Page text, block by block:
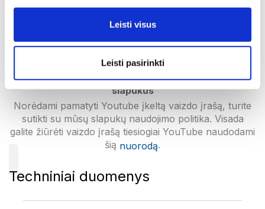
Leisti visus
Leisti pasirinkti
Įkeltam vaizdo įrašui reikalingas sutikimas naudoti
slapukus
Norėdami pamatyti Youtube įkeltą vaizdo įrašą, turite
sutikti su mūsų slapukų naudojimo politika. Visada
galite žiūrėti vaizdo įrašą tiesiogiai YouTube naudodami
šią nuorodą.
Techniniai duomenys